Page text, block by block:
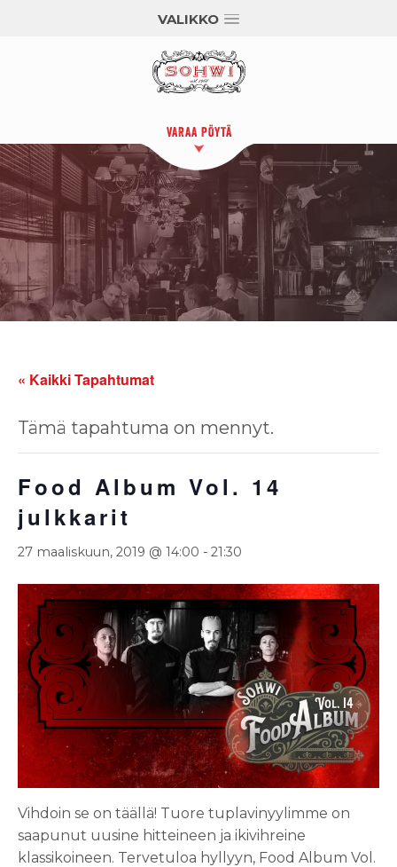
VALIKKO
VARAA PÖYTÄ
« Kaikki Tapahtumat
Tämä tapahtuma on mennyt.
Food Album Vol. 14
julkkarit
27 maaliskuun, 2019 @ 14:00 - 21:30
Vihdoin se on täällä! Tuore tuplavinyylimme on
saapunut uusine hitteineen ja ikivihreine
klassikoineen. Tervetuloa hyllyyn, Food Album Vol.